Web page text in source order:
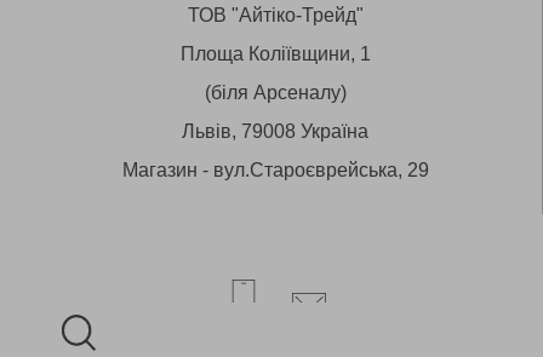
ТОВ "Айтіко-Трейд"
Площа Коліївщини, 1
(біля Арсеналу)
Львів, 79008 Україна
Магазин - вул.Староєврейська, 29